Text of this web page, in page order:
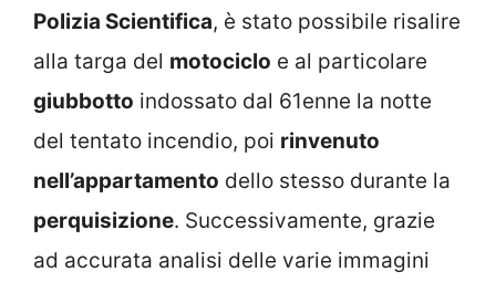
Polizia Scientifica, è stato possibile risalire
alla targa del motociclo e al particolare
giubbotto indossato dal 61enne la notte
del tentato incendio, poi rinvenuto
nell’appartamento dello stesso durante la
perquisizione. Successivamente, grazie
ad accurata analisi delle varie immagini